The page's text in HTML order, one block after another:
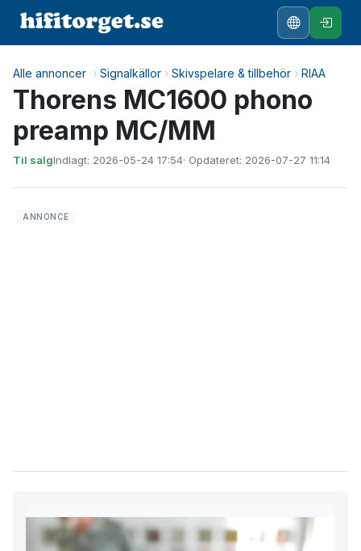
Alle annoncer › Signalkällor › Skivspelare & tillbehör › RIAA
Thorens MC1600 phono
preamp MC/MM
Til salgIndlagt: 2026-05-24 17:54· Opdateret: 2026-07-27 11:14